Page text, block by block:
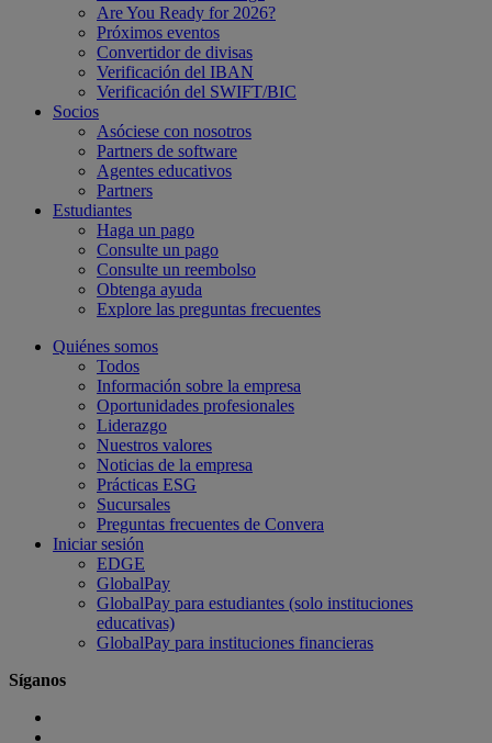
Are You Ready for 2026?
Próximos eventos
Convertidor de divisas
Verificación del IBAN
Verificación del SWIFT/BIC
Socios
Asóciese con nosotros
Partners de software
Agentes educativos
Partners
Estudiantes
Haga un pago
Consulte un pago
Consulte un reembolso
Obtenga ayuda
Explore las preguntas frecuentes
Quiénes somos
Todos
Información sobre la empresa
Oportunidades profesionales
Liderazgo
Nuestros valores
Noticias de la empresa
Prácticas ESG
Sucursales
Preguntas frecuentes de Convera
Iniciar sesión
EDGE
GlobalPay
GlobalPay para estudiantes (solo instituciones
educativas)
GlobalPay para instituciones financieras
Síganos